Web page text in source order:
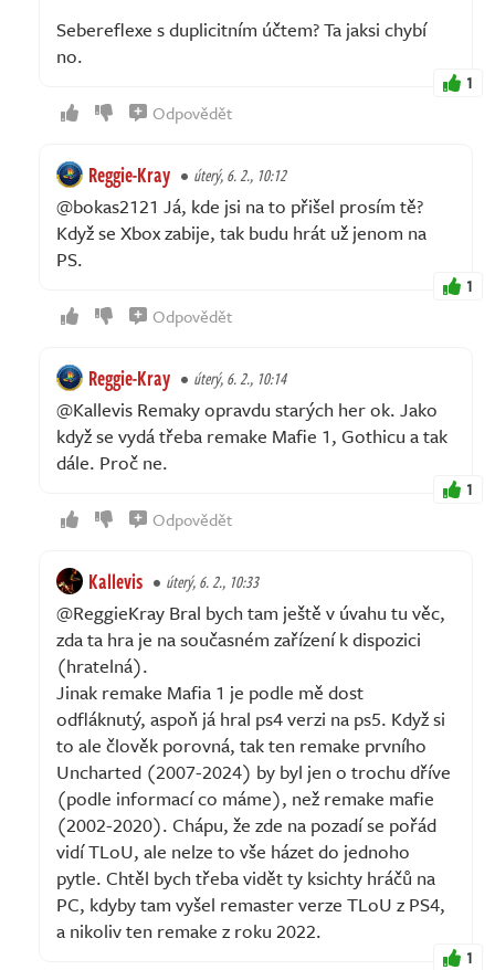
Sebereflexe s duplicitním účtem? Ta jaksi chybí
no.
1
Odpovědět
Reggie-Kray úterý, 6. 2., 10:12
@bokas2121 Já, kde jsi na to přišel prosím tě?
Když se Xbox zabije, tak budu hrát už jenom na
PS.
1
Odpovědět
Reggie-Kray úterý, 6. 2., 10:14
@Kallevis Remaky opravdu starých her ok. Jako
když se vydá třeba remake Mafie 1, Gothicu a tak
dále. Proč ne.
1
Odpovědět
Kallevis úterý, 6. 2., 10:33
@ReggieKray Bral bych tam ještě v úvahu tu věc,
zda ta hra je na současném zařízení k dispozici
(hratelná).
Jinak remake Mafia 1 je podle mě dost
odfláknutý, aspoň já hral ps4 verzi na ps5. Když si
to ale člověk porovná, tak ten remake prvního
Uncharted (2007-2024) by byl jen o trochu dříve
(podle informací co máme), než remake mafie
(2002-2020). Chápu, že zde na pozadí se pořád
vidí TLoU, ale nelze to vše házet do jednoho
pytle. Chtěl bych třeba vidět ty ksichty hráčů na
PC, kdyby tam vyšel remaster verze TLoU z PS4,
a nikoliv ten remake z roku 2022.
1